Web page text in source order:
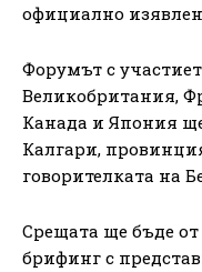
официално
Форумът с
Великобритания,
Канада и Япония
Калгари,
говорителката на
Срещата ще бъде
брифинг с